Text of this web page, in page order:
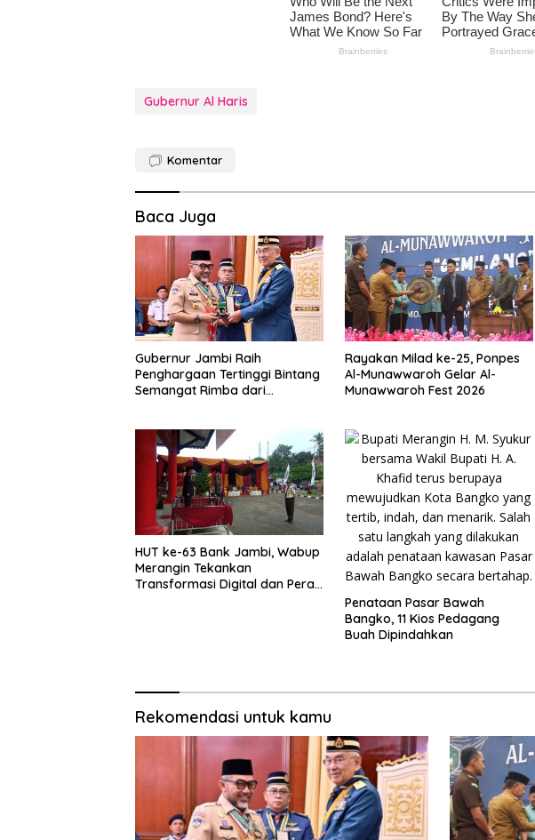
Gubernur Al Haris
Komentar
Baca Juga
Gubernur Jambi Raih
Penghargaan Tertinggi Bintang
Semangat Rimba dari
Rayakan Milad ke-25, Ponpes
Al-Munawwaroh Gelar Al-
Munawwaroh Fest 2026
HUT ke-63 Bank Jambi, Wabup
Merangin Tekankan
Transformasi Digital dan Peran
Penataan Pasar Bawah
Bangko, 11 Kios Pedagang
Buah Dipindahkan
Rekomendasi untuk kamu